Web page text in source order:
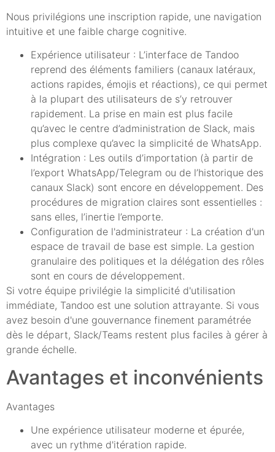
Nous privilégions une inscription rapide, une navigation
intuitive et une faible charge cognitive.
Expérience utilisateur : L’interface de Tandoo
reprend des éléments familiers (canaux latéraux,
actions rapides, émojis et réactions), ce qui permet
à la plupart des utilisateurs de s’y retrouver
rapidement. La prise en main est plus facile
qu’avec le centre d’administration de Slack, mais
plus complexe qu’avec la simplicité de WhatsApp.
Intégration : Les outils d’importation (à partir de
l’export WhatsApp/Telegram ou de l’historique des
canaux Slack) sont encore en développement. Des
procédures de migration claires sont essentielles :
sans elles, l’inertie l’emporte.
Configuration de l'administrateur : La création d'un
espace de travail de base est simple. La gestion
granulaire des politiques et la délégation des rôles
sont en cours de développement.
Si votre équipe privilégie la simplicité d'utilisation
immédiate, Tandoo est une solution attrayante. Si vous
avez besoin d'une gouvernance finement paramétrée
dès le départ, Slack/Teams restent plus faciles à gérer à
grande échelle.
Avantages et inconvénients
Avantages
Une expérience utilisateur moderne et épurée,
avec un rythme d'itération rapide.